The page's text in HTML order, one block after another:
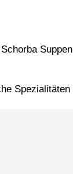
Schorba Suppen
Spezialitäten